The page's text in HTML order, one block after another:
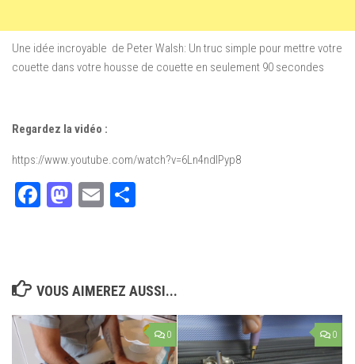
Une idée incroyable de PeterWalsh: Un truc simple pour mettre votre
couette dans votre housse de couette en seulement 90 secondes
Regardez la vidéo :
https://www.youtube.com/watch?v=6Ln4ndIPyp8
Facebook
Mastodon
Email
VOUS AIMEREZ AUSSI...
0 0